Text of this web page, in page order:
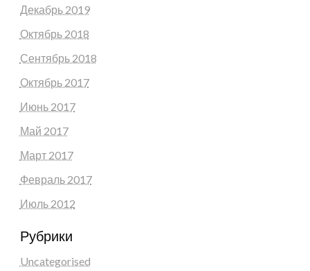
Декабрь 2019
Октябрь 2018
Сентябрь 2018
Октябрь 2017
Июнь 2017
Май 2017
Март 2017
Февраль 2017
Июль 2012
Рубрики
Uncategorised